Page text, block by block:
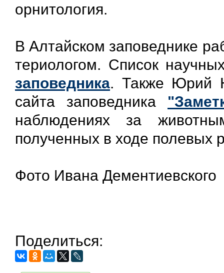
орнитология.
В Алтайском заповеднике
териологом. Список
заповедника. Также Юрий
сайта заповедника
наблюдениях за
полученных в ходе полевых
Фото Ивана Дементиевского
Поделиться: